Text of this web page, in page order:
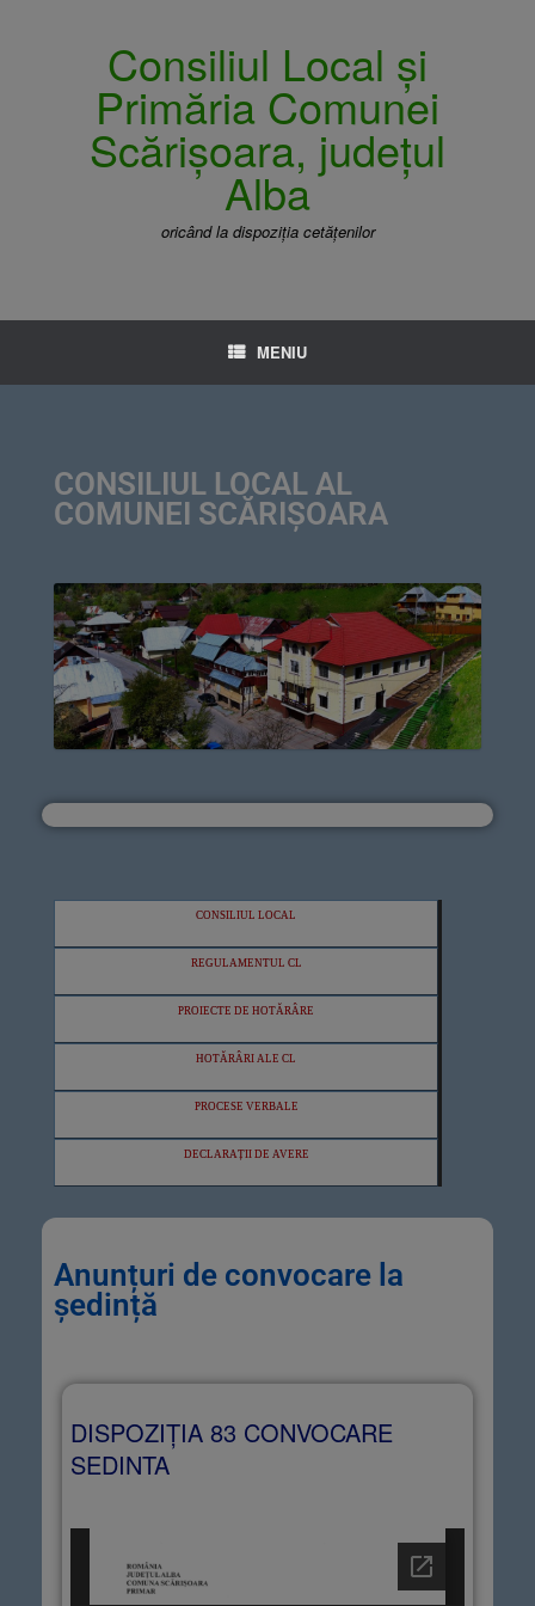
Consiliul Local și
Primăria Comunei
Scărișoara, județul
Alba
oricând la dispoziția cetățenilor
MENIU
CONSILIUL LOCAL AL
COMUNEI SCĂRIȘOARA
CONSILIUL LOCAL
REGULAMENTUL CL
PROIECTE DE HOTĂRÂRE
HOTĂRÂRI ALE CL
PROCESE VERBALE
DECLARAȚII DE AVERE
Anunțuri de convocare la
ședință
DISPOZIȚIA 83 CONVOCARE
SEDINTA